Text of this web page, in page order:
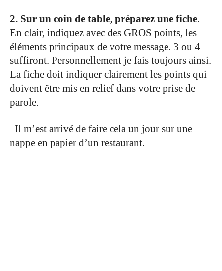
2. Sur un coin de table, préparez une fiche.
En clair, indiquez avec des GROS points, les
éléments principaux de votre message. 3 ou 4
suffiront. Personnellement je fais toujours ainsi.
La fiche doit indiquer clairement les points qui
doivent être mis en relief dans votre prise de
parole.
Il m’est arrivé de faire cela un jour sur une
nappe en papier d’un restaurant.